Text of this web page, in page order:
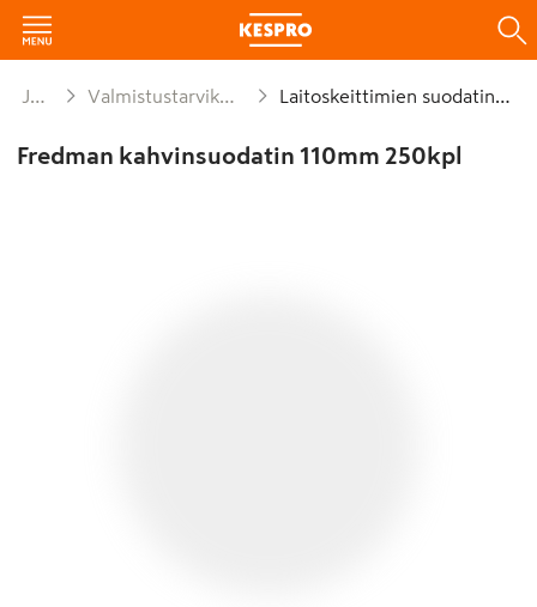
Juomat Valmistustarvikkeet alv 25,5% Laitoskeittimien suodatinpussit
Fredman kahvinsuodatin 110mm 250kpl